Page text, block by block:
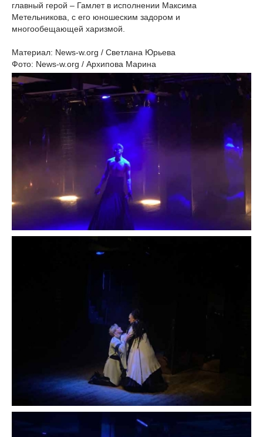
главный герой – Гамлет в исполнении Максима
Метельникова, с его юношеским задором и
многообещающей харизмой.
Материал: News-w.org / Светлана Юрьева
Фото: News-w.org / Архипова Марина